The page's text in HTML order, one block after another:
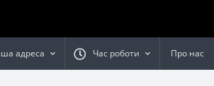
адреса Час роботи Про нас